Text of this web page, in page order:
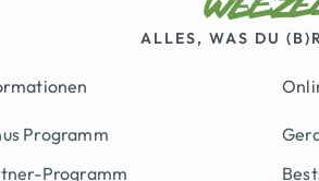
ALLES, WAS DU
Programm
Programm